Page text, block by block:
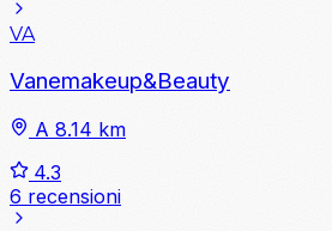
VA
Vanemakeup&Beauty
A 8.14 km
4.3
6 recensioni